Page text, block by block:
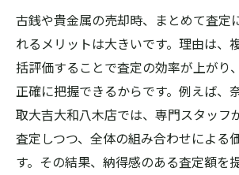
古銭や貴金属の売却時、まとめて査定
れるメリットは大きいです。理由は、
括評価することで査定の効率が上がり
正確に把握できるからです。例えば、
取大吉大和八木店では、専門スタッフ
査定しつつ、全体の組み合わせによる
す。その結果、納得感のある査定額を